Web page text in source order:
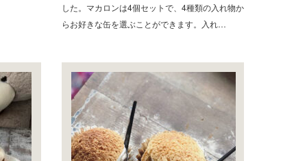
した。マカロンは4個セットで、4種類の入れ物か
らお好きな缶を選ぶことができます。入れ…